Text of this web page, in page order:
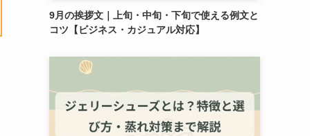
9月の挨拶文｜上旬・中旬・下旬で使える例文と
コツ【ビジネス・カジュアル対応】